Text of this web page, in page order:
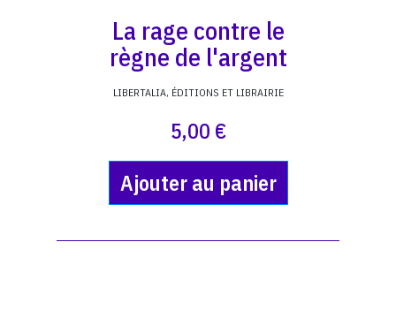
La rage contre le
règne de l'argent
LIBERTALIA, ÉDITIONS ET LIBRAIRIE
5,00 €
Ajouter au panier